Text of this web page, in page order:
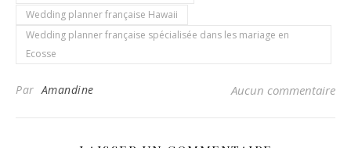
Wedding planner française Hawaii
Wedding planner française spécialisée dans les mariage en
Ecosse
ParAmandine Aucun commentaire